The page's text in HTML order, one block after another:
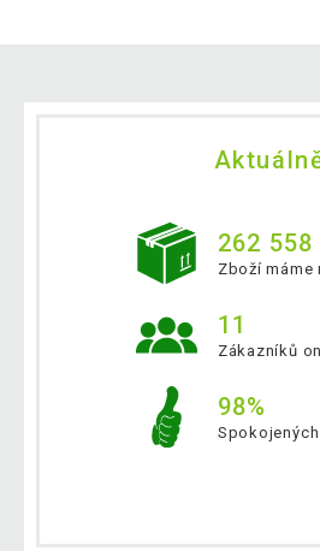
262 558
Zboží máme
11
Zákazníků
98%